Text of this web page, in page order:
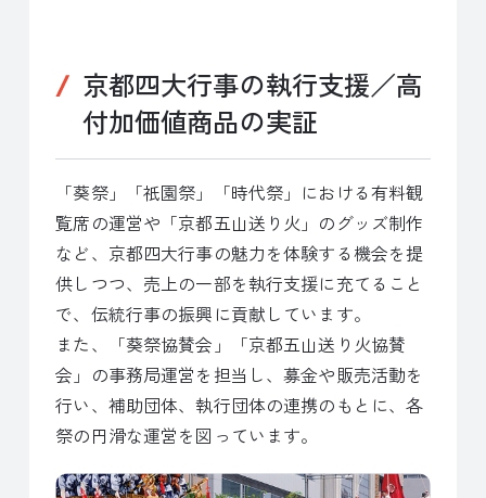
京都四大行事の執行支援／高
付加価値商品の実証
「葵祭」「祇園祭」「時代祭」における有料観
覧席の運営や「京都五山送り火」のグッズ制作
など、京都四大行事の魅力を体験する機会を提
供しつつ、売上の一部を執行支援に充てること
で、伝統行事の振興に貢献しています。
また、「葵祭協賛会」「京都五山送り火協賛
会」の事務局運営を担当し、募金や販売活動を
行い、補助団体、執行団体の連携のもとに、各
祭の円滑な運営を図っています。